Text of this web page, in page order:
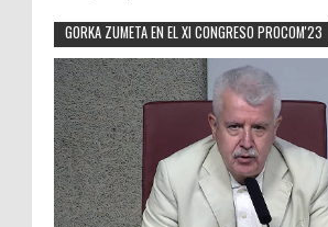
GORKA ZUMETA EN EL XI CONGRESO PROCOM'23